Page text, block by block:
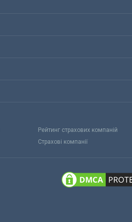
Рейтинг страхових компаній
Страхові компанії